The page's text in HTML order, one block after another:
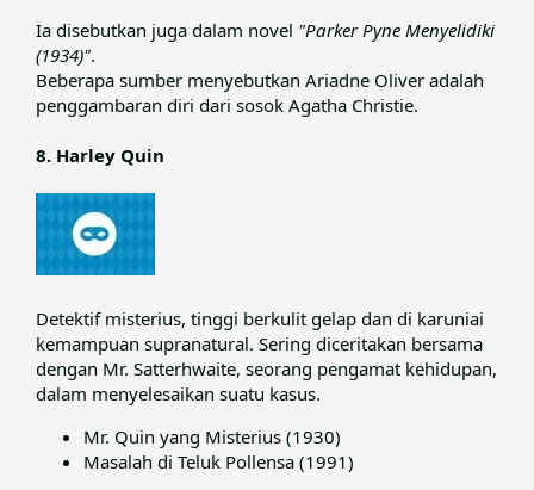
Ia disebutkan juga dalam novel "Parker Pyne Menyelidiki
(1934)".​
Beberapa sumber menyebutkan Ariadne Oliver adalah
penggambaran diri dari sosok Agatha Christie.​
8. Harley Quin
Detektif misterius, tinggi berkulit gelap dan di karuniai
kemampuan supranatural. Sering diceritakan bersama
dengan Mr. Satterhwaite, seorang pengamat kehidupan,
dalam menyelesaikan suatu kasus.​
Mr. Quin yang Misterius (1930)
Masalah di Teluk Pollensa (1991)